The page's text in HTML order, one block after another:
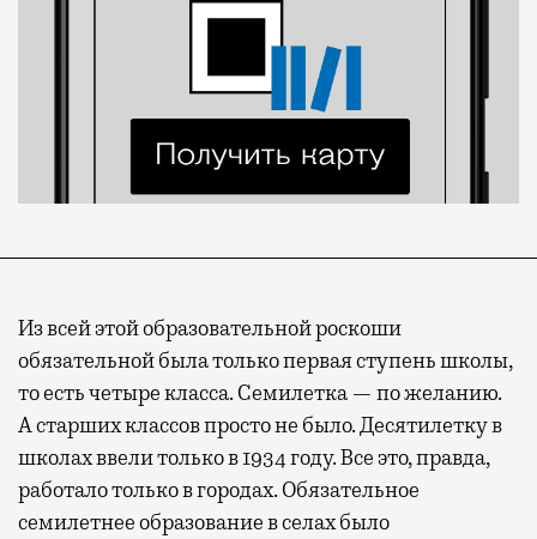
Из всей этой образовательной роскоши
обязательной была только первая ступень школы,
то есть четыре класса. Семилетка — по желанию.
А старших классов просто не было. Десятилетку в
школах ввели только в 1934 году. Все это, правда,
работало только в городах. Обязательное
семилетнее образование в селах было